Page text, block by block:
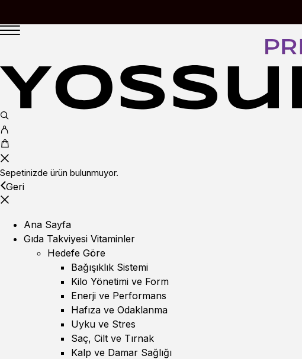
Sepetinizde ürün bulunmuyor.
Geri
Ana Sayfa
Gıda Takviyesi Vitaminler
Hedefe Göre
Bağışıklık Sistemi
Kilo Yönetimi ve Form
Enerji ve Performans
Hafıza ve Odaklanma
Uyku ve Stres
Saç, Cilt ve Tırnak
Kalp ve Damar Sağlığı